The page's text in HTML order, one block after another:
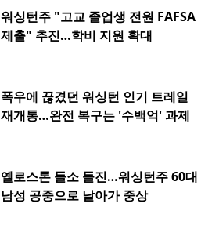
워싱턴주 "고교 졸업생 전원 FAFSA
제출" 추진…학비 지원 확대
폭우에 끊겼던 워싱턴 인기 트레일
재개통…완전 복구는 '수백억' 과제
옐로스톤 들소 돌진…워싱턴주 60대
남성 공중으로 날아가 중상